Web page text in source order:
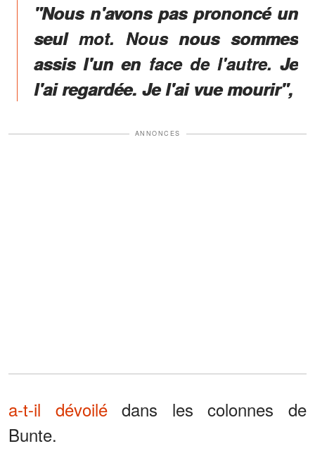
"Nous n'avons pas prononcé un
seul mot. Nous nous sommes
assis l'un en face de l'autre. Je
l'ai regardée. Je l'ai vue mourir",
ANNONCES
a-t-il dévoilédans les colonnes de
Bunte.